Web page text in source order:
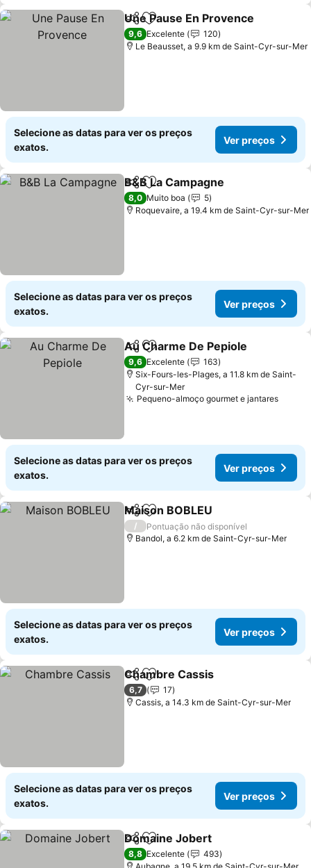
PartilharAdicionar aos favoritos
Une Pause En Provence
9,6 Excelente
120
Le Beausset, a 9.9 km de Saint-Cyr-sur-Mer
Selecione as datas para ver os preços
exatos.
Ver preços
PartilharAdicionar aos favoritos
B&B La Campagne
8,0 Muito boa
5
Roquevaire, a 19.4 km de Saint-Cyr-sur-Mer
Selecione as datas para ver os preços
exatos.
Ver preços
PartilharAdicionar aos favoritos
Au Charme De Pepiole
9,6 Excelente
163
Six-Fours-les-Plages, a 11.8 km de Saint-
Cyr-sur-Mer
Pequeno-almoço gourmet e jantares
Selecione as datas para ver os preços
exatos.
Ver preços
PartilharAdicionar aos favoritos
Maison BOBLEU
/
Pontuação não disponível
Bandol, a 6.2 km de Saint-Cyr-sur-Mer
Selecione as datas para ver os preços
exatos.
Ver preços
PartilharAdicionar aos favoritos
Chambre Cassis
6,7
17
Cassis, a 14.3 km de Saint-Cyr-sur-Mer
Selecione as datas para ver os preços
exatos.
Ver preços
PartilharAdicionar aos favoritos
Domaine Jobert
8,8 Excelente
493